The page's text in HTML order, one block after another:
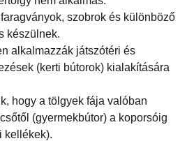
szobrok és különböző
készülnek.
alkalmazzák játszótéri és
(kerti bútorok) kialakítására
hogy a tölgyek fája valóban
(gyermekbútor) a koporsóig
kellékek).